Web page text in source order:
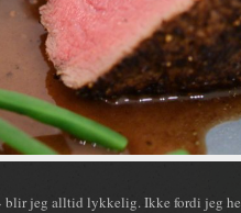
blir jeg alltid lykkelig. Ikke fordi jeg